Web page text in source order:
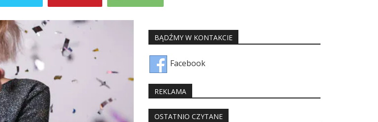
BĄDŹMY W KONTAKCIE
Facebook
REKLAMA
OSTATNIO CZYTANE